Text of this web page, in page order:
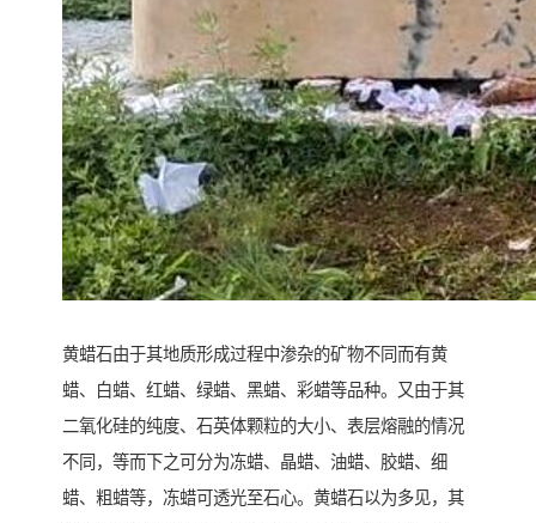
黄蜡石由于其地质形成过程中渗杂的矿物不同而有黄
蜡、白蜡、红蜡、绿蜡、黑蜡、彩蜡等品种。又由于其
二氧化硅的纯度、石英体颗粒的大小、表层熔融的情况
不同，等而下之可分为冻蜡、晶蜡、油蜡、胶蜡、细
蜡、粗蜡等，冻蜡可透光至石心。黄蜡石以为多见，其